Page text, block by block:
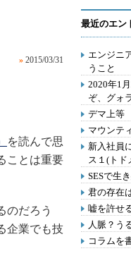
» 2015/03/31
を読んで思
ことは重要
のだろう
企業でも技
最近のエン
エンジニ
うこと
2020年1
ぞ、グォ
デマ上等
マウンテ
新入社員
ス１(トド
SESで生
君の存在
嘘を許せ
人脈？う
コラムを